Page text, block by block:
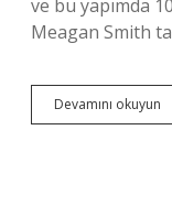
ve bu yapımda
Meagan Smith
Devamını okuyun